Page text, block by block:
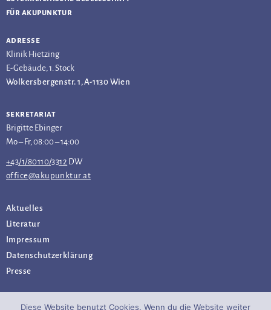
für akupunktur
adresse
Klinik Hietzing
E-Gebäude, 1. Stock
Wolkersbergenstr. 1, A-1130 Wien
sekretariat
Brigitte Ebinger
Mo – Fr, 08:00 – 14:00
+43/1/80110/3312 DW
office@akupunktur.at
Aktuelles
Literatur
Impressum
Datenschutz­erklärung
Presse
Diese Website benutzt Cookies. Wenn du die Website weiter